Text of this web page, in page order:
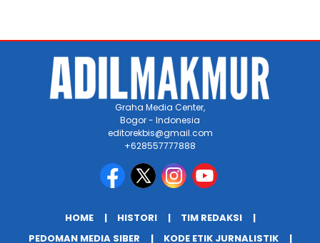
Graha Media Center,
Bogor - Indonesia
editorekbis@gmail.com
+628557777888
HOME HISTORI
TIM REDAKSI
PEDOMAN MEDIA SIBER
KODE ETIK JURNALISTIK